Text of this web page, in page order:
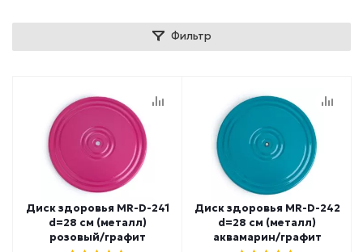
Фильтр
Диск здоровья MR-D-241
d=28 см (металл)
розовый/графит
Диск здоровья MR-D-242
d=28 см (металл)
аквамарин/графит